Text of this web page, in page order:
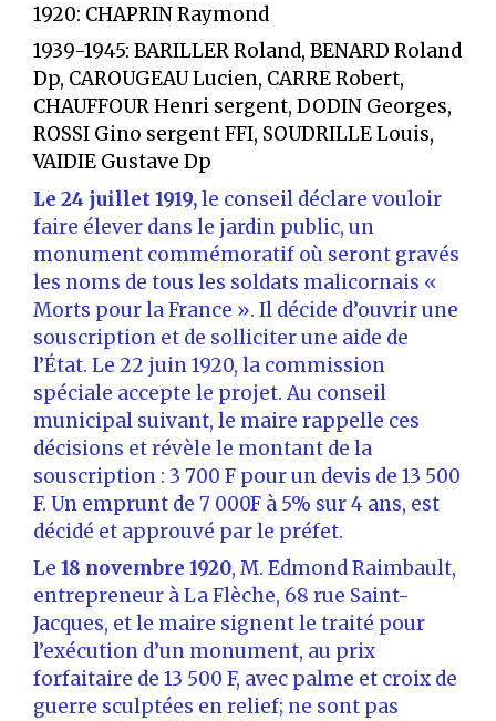
1920: CHAPRIN Raymond
1939-1945: BARILLER Roland, BENARD Roland
Dp, CAROUGEAU Lucien, CARRE Robert,
CHAUFFOUR Henri sergent, DODIN Georges,
ROSSI Gino sergent FFI, SOUDRILLE Louis,
VAIDIE Gustave Dp
Le 24 juillet 1919,le conseil déclare vouloir
faire élever dans le jardin public, un
monument commémoratif où seront gravés
les noms de tous les soldats malicornais «
Morts pour la France ». Il décide d’ouvrir une
souscription et de solliciter une aide de
l’État. Le 22 juin 1920, la commission
spéciale accepte le projet. Au conseil
municipal suivant, le maire rappelle ces
décisions et révèle le montant de la
souscription : 3 700 F pour un devis de 13 500
F. Un emprunt de 7 000F à 5% sur 4 ans, est
décidé et approuvé par le préfet.
Le 18 novembre 1920, M. Edmond Raimbault,
entrepreneur à La Flèche, 68 rue Saint-
Jacques, et le maire signent le traité pour
l’exécution d’un monument, au prix
forfaitaire de 13 500 F, avec palme et croix de
guerre sculptées en relief; ne sont pas